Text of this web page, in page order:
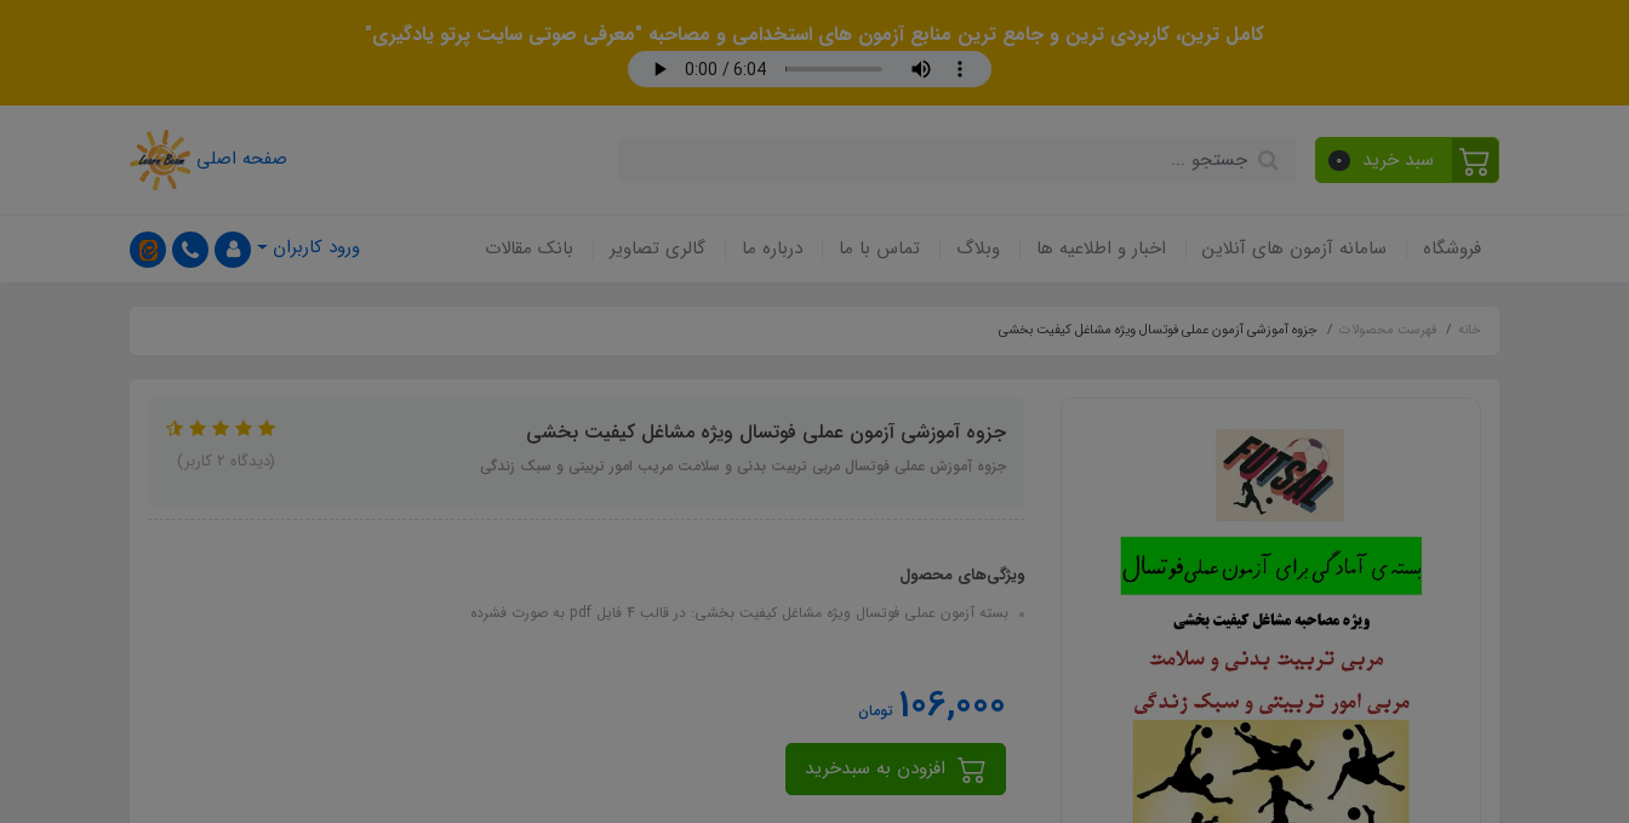
کامل ترین، کاربردی ترین و جامع ترین منابع آزمون های استخدامی و مصاحبه "معرفی صوتی سایت پرتو یادگیری"
سبد خرید 0 صفحه اصلی
فروشگاه سامانه آزمون های آنلاین اخبار و اطلاعیه ها وبلاگ تماس با ما درباره ما گالری تصاویر بانک مقالات ورود کاربران
خانه فهرست محصولات جزوه آموزشی آزمون عملی فوتسال ویژه مشاغل کیفیت بخشی
جزوه آموزشی آزمون عملی فوتسال ویژه مشاغل کیفیت بخشی
جزوه آموزش عملی فوتسال مربی تربیت بدنی و سلامت مریب امور تربیتی و سبک زندگی (دیدگاه 2 کاربر)
ویژگی‌های محصول
بسته آزمون عملی فوتسال ویژه مشاغل کیفیت بخشی: در قالب 4 فایل pdf به صورت فشرده
106,000 تومان